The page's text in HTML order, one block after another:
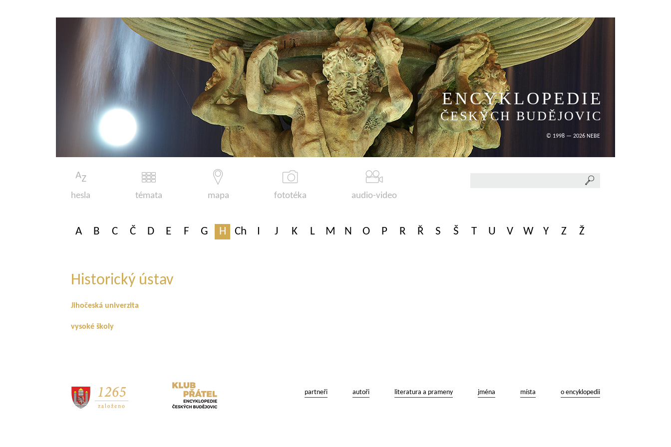
ENCYKLOPEDIE
ČESKÝCH BUDĚJOVIC
© 1998 — 2026 NEBE
hesla témata mapa fototéka audio-video
A B C Č D E F G H Ch I J K L M N O P R Ř S Š T U V W Y Z Ž
Historický ústav
Jihočeská univerzita
vysoké školy
partneři autoři literatura a prameny jména místa o encyklopedii